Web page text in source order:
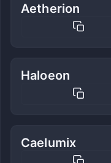
Aetherion
Haloeon
Caelumix